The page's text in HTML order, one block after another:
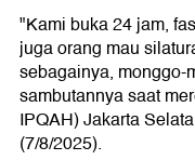
"Kami buka 24 jam,
juga orang mau
sebagainya, monggo-
sambutannya saat
IPQAH) Jakarta
(7/8/2025).